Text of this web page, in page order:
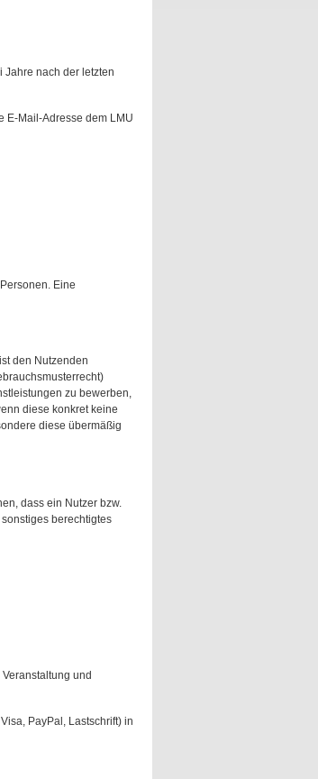
Jahre nach der letzten
E-Mail-Adresse dem LMU
Eine
den Nutzenden
zu bewerben,
diese konkret keine
diese übermäßig
dass ein Nutzer bzw.
berechtigtes
und
PayPal, Lastschrift) in